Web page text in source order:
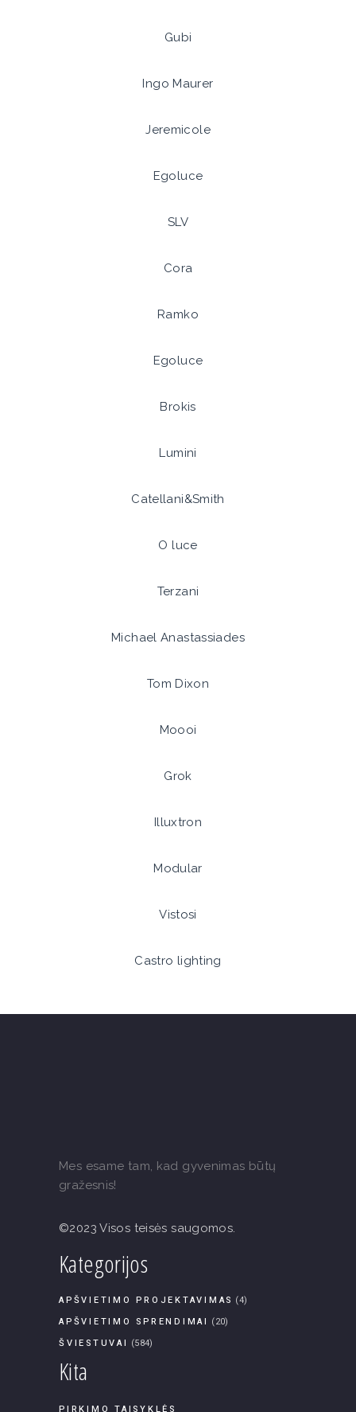
Gubi
Ingo Maurer
Jeremicole
Egoluce
SLV
Cora
Ramko
Egoluce
Brokis
Lumini
Catellani&Smith
O luce
Terzani
Michael Anastassiades
Tom Dixon
Moooi
Grok
Illuxtron
Modular
Vistosi
Castro lighting
Mes esame tam, kad gyvenimas būtų
gražesnis!
©2023 Visos teisės saugomos.
Kategorijos
APŠVIETIMO PROJEKTAVIMAS (4)
APŠVIETIMO SPRENDIMAI (20)
ŠVIESTUVAI (584)
Kita
PIRKIMO TAISYKLĖS